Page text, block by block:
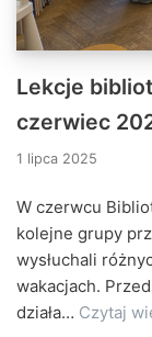
Lekcje
czerwiec
1 lipca 2025
W czerwcu
kolejne grupy
wysłuchali
wakacjach.
działa… Czytaj